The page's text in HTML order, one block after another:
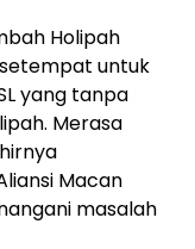
Holipah
untuk
yang tanpa
Merasa
Macan
masalah